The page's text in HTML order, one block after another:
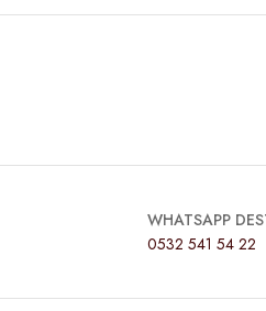
WHATSAPP
0532 541 54 22